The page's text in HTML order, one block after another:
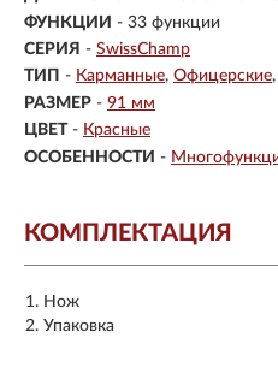
ФУНКЦИИ - 33 функции
СЕРИЯ - SwissChamp
ТИП - Карманные Офицерские
РАЗМЕР - 91 мм
ЦВЕТ - Красные
ОСОБЕННОСТИ -
КОМПЛЕКТАЦИЯ
Нож
Упаковка